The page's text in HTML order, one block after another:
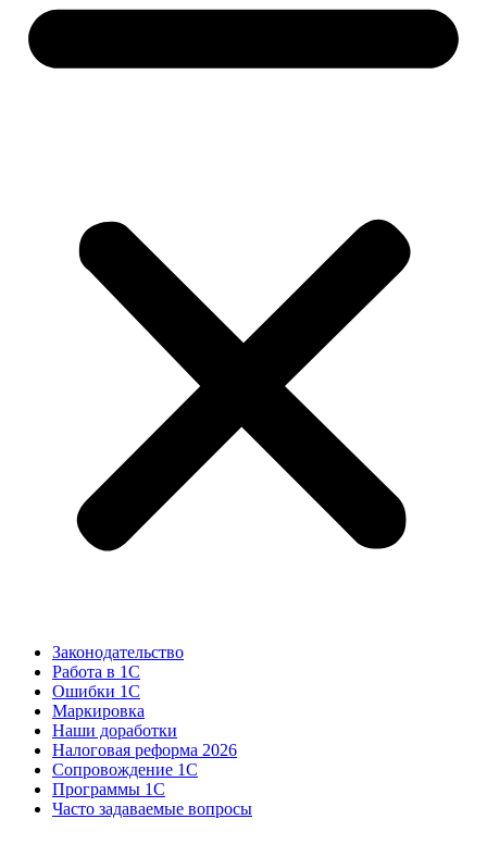
Законодательство
Работа в 1С
Ошибки 1С
Маркировка
Наши доработки
Налоговая реформа 2026
Сопровождение 1С
Программы 1С
Часто задаваемые вопросы